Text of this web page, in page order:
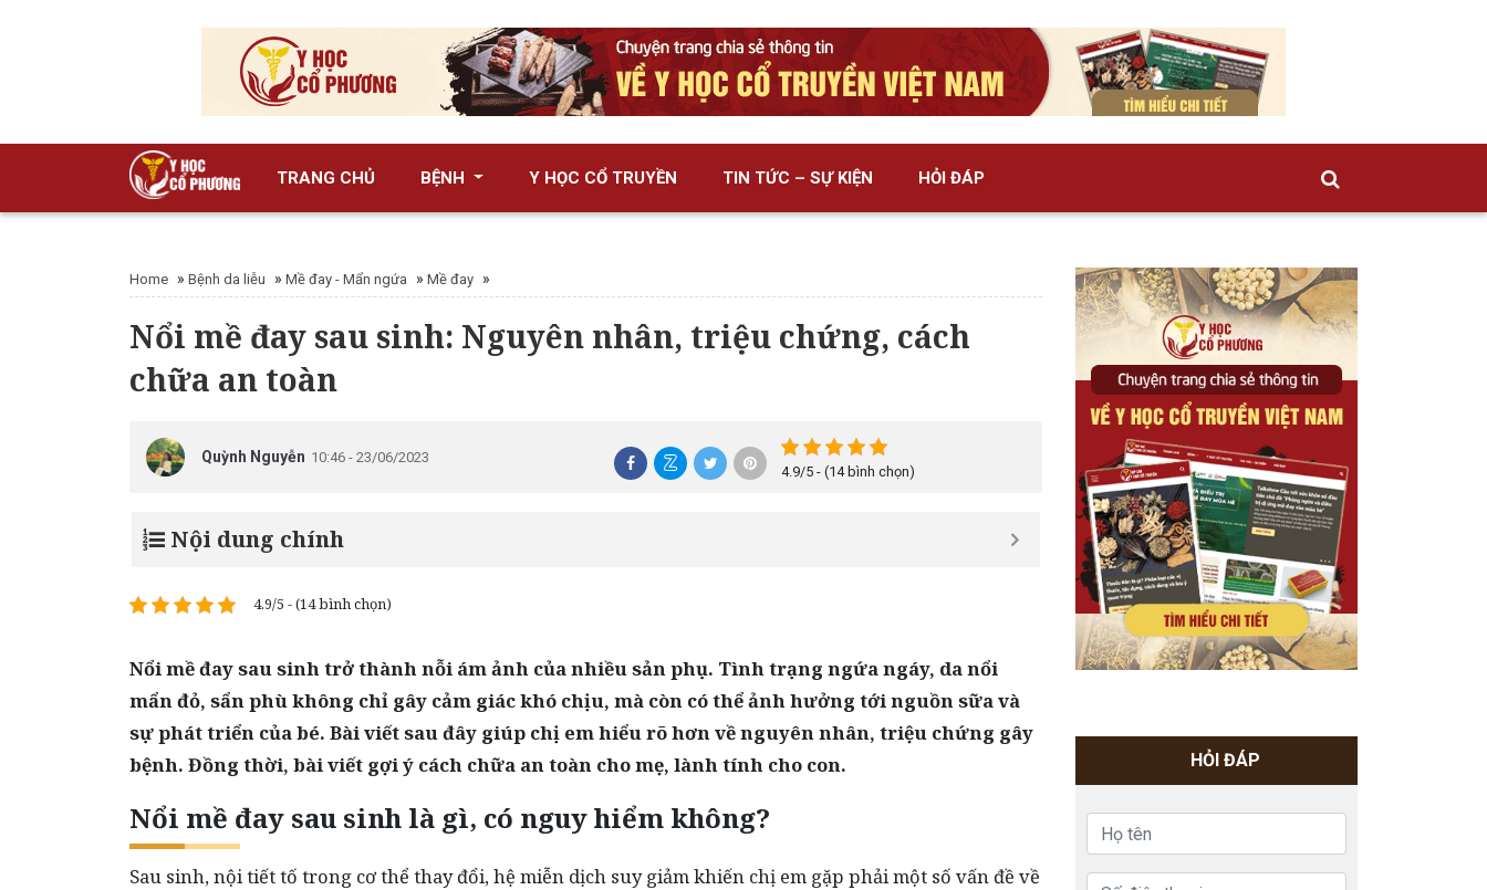
TRANG CHỦ BỆNH Y HỌC CỔ TRUYỀN TIN TỨC – SỰ KIỆN HỎI ĐÁP
Home » Bệnh da liễu » Mề đay - Mẩn ngứa » Mề đay »
Nổi mề đay sau sinh: Nguyên nhân, triệu chứng, cách
chữa an toàn
Quỳnh Nguyễn 10:46 - 23/06/2023
4.9/5 - (14 bình chọn)
Nội dung chính
4.9/5 - (14 bình chọn)
Nổi mề đay sau sinh trở thành nỗi ám ảnh của nhiều sản phụ. Tình trạng ngứa ngáy, da nổi
mẩn đỏ, sẩn phù không chỉ gây cảm giác khó chịu, mà còn có thể ảnh hưởng tới nguồn sữa và
sự phát triển của bé. Bài viết sau đây giúp chị em hiểu rõ hơn về nguyên nhân, triệu chứng gây
bệnh. Đồng thời, bài viết gợi ý cách chữa an toàn cho mẹ, lành tính cho con.
Nổi mề đay sau sinh là gì, có nguy hiểm không?
Sau sinh, nội tiết tố trong cơ thể thay đổi, hệ miễn dịch suy giảm khiến chị em gặp phải một số vấn đề về
HỎI ĐÁP